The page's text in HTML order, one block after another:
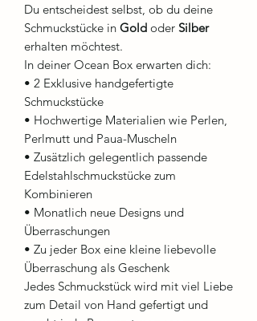
Du entscheidest selbst, ob du deine
Schmuckstücke in Gold oder Silber
erhalten möchtest.
In deiner Ocean Box erwarten dich:
• 2 Exklusive handgefertigte
Schmuckstücke
• Hochwertige Materialien wie Perlen,
Perlmutt und Paua-Muscheln
• Zusätzlich gelegentlich passende
Edelstahlschmuckstücke zum
Kombinieren
• Monatlich neue Designs und
Überraschungen
• Zu jeder Box eine kleine liebevolle
Überraschung als Geschenk
Jedes Schmuckstück wird mit viel Liebe
zum Detail von Hand gefertigt und